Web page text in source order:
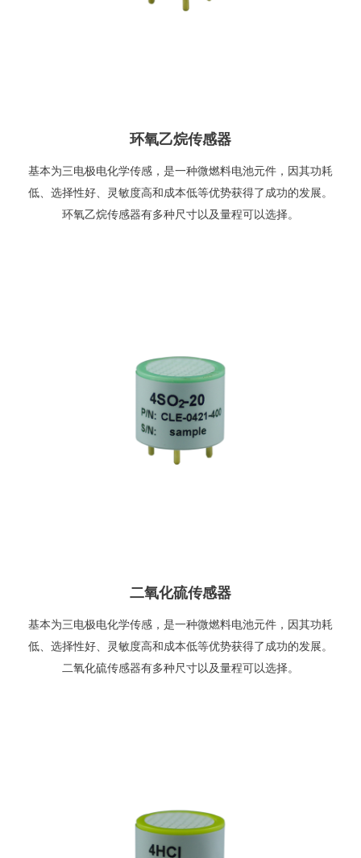
环氧乙烷传感器
基本为三电极电化学传感，是一种微燃料电池元件，因其功耗
低、选择性好、灵敏度高和成本低等优势获得了成功的发展。
环氧乙烷传感器有多种尺寸以及量程可以选择。
二氧化硫传感器
基本为三电极电化学传感，是一种微燃料电池元件，因其功耗
低、选择性好、灵敏度高和成本低等优势获得了成功的发展。
二氧化硫传感器有多种尺寸以及量程可以选择。